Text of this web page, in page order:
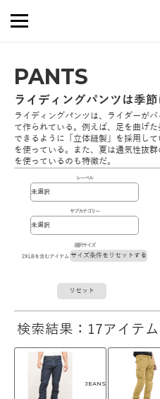
PANTS
ライディングパンツは季
ライディングパンツは、ライダーが
て作られている。例えば、足を曲げ
できるように「立体縫製」を採用し
を使っている。また、夏は通気性抜
を使っているのも特徴だ。
レーベル
サブカテゴリー
選択サイズ
2XLBを含むアイテム サイズ条件をリセットする
リセット
検索結果：17アイテム
JEANS